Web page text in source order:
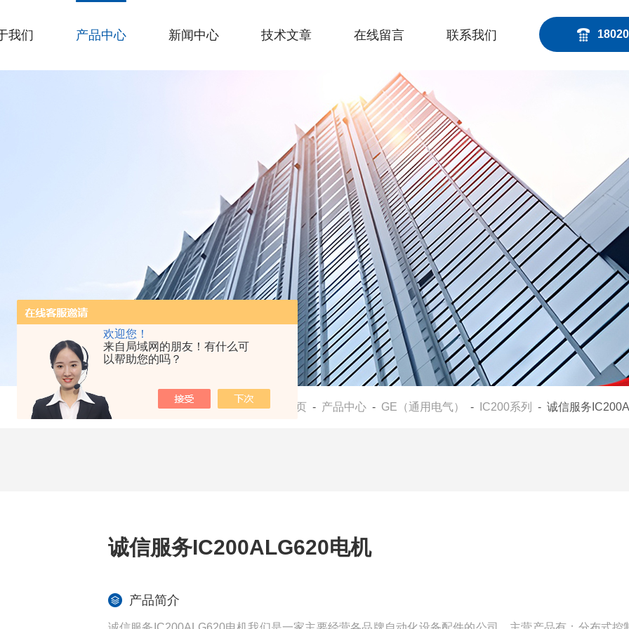
欢迎您！
来自局域网的朋友！有什么可
以帮助您的吗？
我们 产品中心 新闻中心 技术文章 在线留言 联系我们
当前位置： 首页 - 产品中心 - GE（通用电气） - IC200系列 - 诚信服务
诚信服务IC200ALG620电机
产品简介